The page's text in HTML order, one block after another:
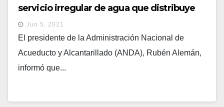
servicio irregular de agua que distribuye
Las Pavas
Jun 5, 2021
El presidente de la Administración Nacional de
Acueducto y Alcantarillado (ANDA), Rubén Alemán,
informó que...